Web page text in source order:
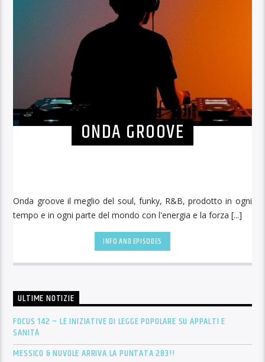
ONDA GROOVE
Onda groove il meglio del soul, funky, R&B, prodotto in ogni
tempo e in ogni parte del mondo con l'energia e la forza [...]
INFO AND EPISODES
ULTIME NOTIZIE
FOCUS 142 – LE INIZIATIVE DI LEGGE POPOLARE SU APPALTI E
SANITÀ
MESSICO & NUVOLE ARRIVA LA PUNTATA 283!!